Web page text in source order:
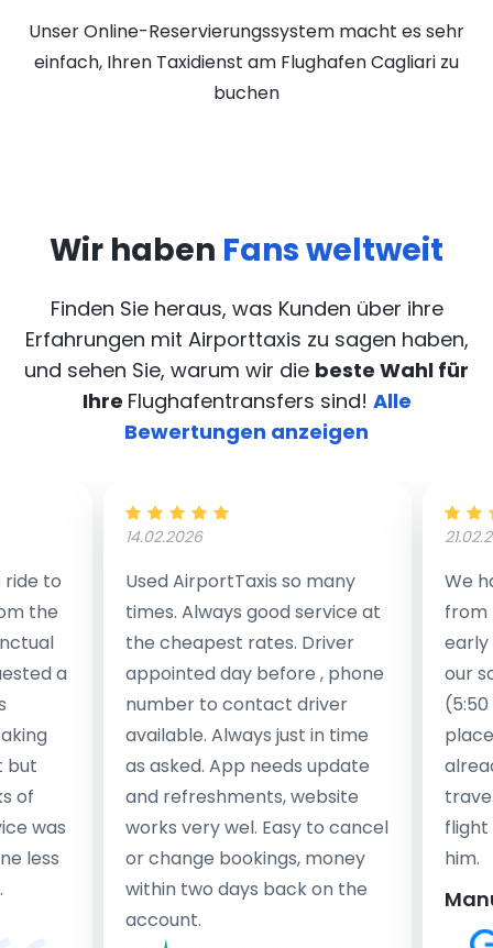
Unser Online-Reservierungssystem macht es sehr
einfach, Ihren Taxidienst am Flughafen Cagliari zu
buchen
Wir haben Fans weltweit
Finden Sie heraus, was Kunden über ihre
Erfahrungen mit Airporttaxis zu sagen haben,
und sehen Sie, warum wir die beste Wahl für
Ihre Flughafentransfers sind! Alle
Bewertungen anzeigen
to
the
a
but
of
was
less
14.02.2026
Used AirportTaxis so many
times. Always good service at
the cheapest rates. Driver
appointed day before , phone
number to contact driver
available. Always just in time
as asked. App needs update
and refreshments, website
works very wel. Easy to cancel
or change bookings, money
within two days back on the
account.
We
from
early
our
flight
him.